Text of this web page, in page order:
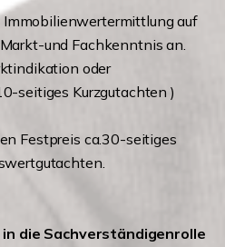
auf
und Fachkenntnis an.
oder
seitiges Kurzgutachten )
Festpreis ca.30-seitiges
in die Sachverständigenrolle